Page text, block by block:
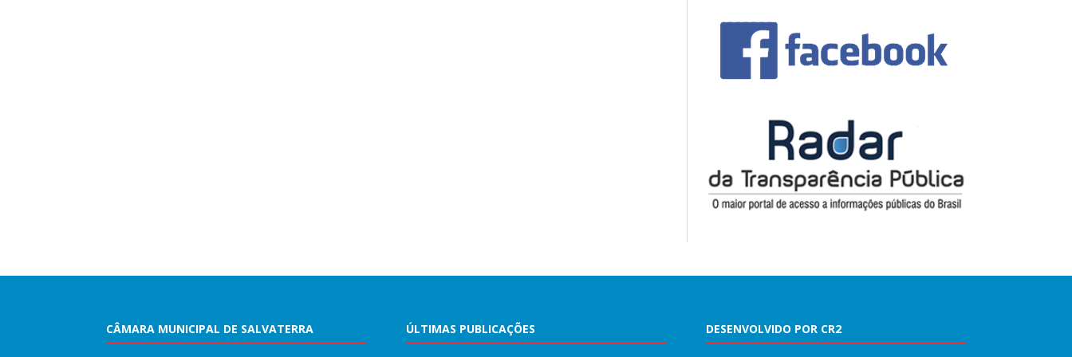
CÂMARA MUNICIPAL DE SALVATERRA ÚLTIMAS PUBLICAÇÕES DESENVOLVIDO POR CR2